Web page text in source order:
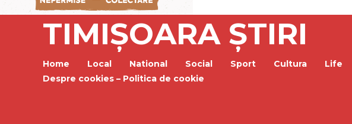
TIMIȘOARA ȘTIRI
Home Local National Social Sport Cultura Life
Despre cookies – Politica de cookie